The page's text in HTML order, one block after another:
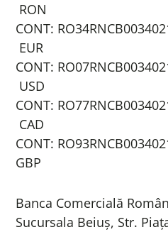
RON
CONT:
EUR
CONT:
USD
CONT:
CAD
CONT:
GBP
Banca Comercială
Sucursala Beiuş, Str.